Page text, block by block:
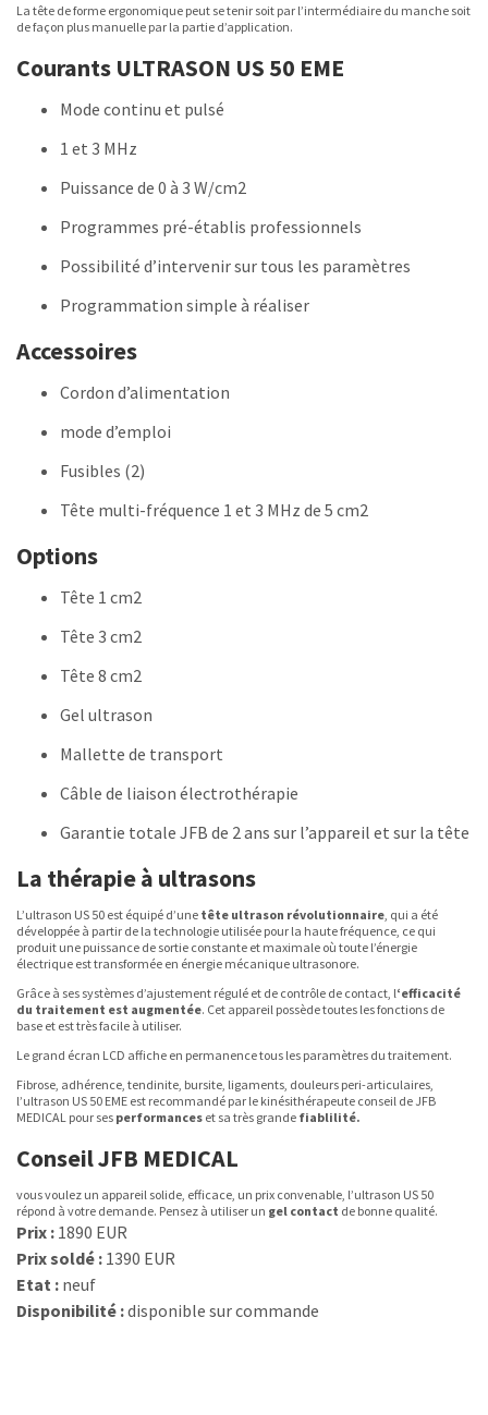
La tête de forme ergonomique peut se tenir soit par l’intermédiaire du manche soit
de façon plus manuelle par la partie d’application.
Courants ULTRASON US 50 EME
Mode continu et pulsé
1 et 3 MHz
Puissance de 0 à 3 W/cm2
Programmes pré-établis professionnels
Possibilité d’intervenir sur tous les paramètres
Programmation simple à réaliser
Accessoires
Cordon d’alimentation
mode d’emploi
Fusibles (2)
Tête multi-fréquence 1 et 3 MHz de 5 cm2
Options
Tête 1 cm2
Tête 3 cm2
Tête 8 cm2
Gel ultrason
Mallette de transport
Câble de liaison électrothérapie
Garantie totale JFB de 2 ans sur l’appareil et sur la tête
La thérapie à ultrasons
L’ultrason US 50 est équipé d’une tête ultrason révolutionnaire , qui a été
développée à partir de la technologie utilisée pour la haute fréquence, ce qui
produit une puissance de sortie constante et maximale où toute l’énergie
électrique est transformée en énergie mécanique ultrasonore.
Grâce à ses systèmes d’ajustement régulé et de contrôle de contact, l‘efficacité
du traitement est augmentée. Cet appareil possède toutes les fonctions de
base et est très facile à utiliser.
Le grand écran LCD affiche en permanence tous les paramètres du traitement.
Fibrose, adhérence, tendinite, bursite, ligaments, douleurs peri-articulaires,
l’ultrason US 50 EME est recommandé par le kinésithérapeute conseil de JFB
MEDICAL pour ses performances et sa très grande fiablilité.
Conseil JFB MEDICAL
vous voulez un appareil solide, efficace, un prix convenable, l’ultrason US 50
répond à votre demande. Pensez à utiliser un gel contact de bonne qualité.
Prix : 1890 EUR
Prix soldé : 1390 EUR
Etat : neuf
Disponibilité :disponible sur commande